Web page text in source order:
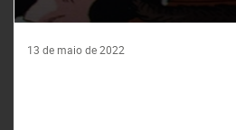
13 de maio de 2022